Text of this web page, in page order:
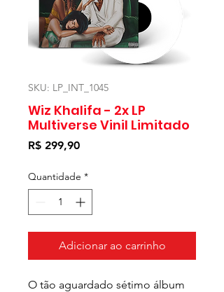
SKU: LP_INT_1045
Wiz Khalifa - 2x LP
Multiverse Vinil Limitado
R$ 299,90Preço
Quantidade *
Adicionar ao carrinho
O tão aguardado sétimo álbum